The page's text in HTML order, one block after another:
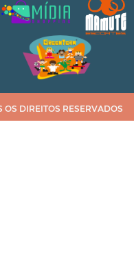
DIREITOS RESERVADOS